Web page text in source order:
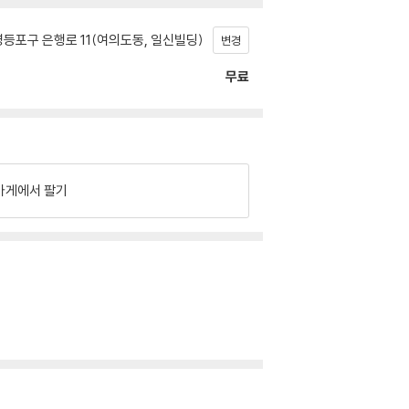
포구 은행로 11(여의도동, 일신빌딩) 변경
무료
게에서 팔기